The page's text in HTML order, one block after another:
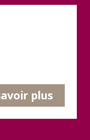
plus